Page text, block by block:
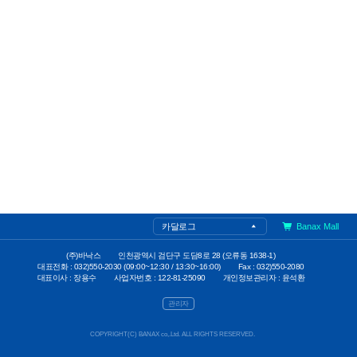
카달로그 Banax Mall
(주)바낙스
인천광역시 검단구 도담8로 28 (오류동 1638-1)
대표전화 : 032)550-2030 (09:00~12:30 / 13:30~16:00)
Fax : 032)550-2080
대표이사 : 장용수
사업자번호 : 122-81-25090 개인정보관리자 : 윤석환
관리자
COPYRIGHT(C) BANAX co,.Ltd. ALL RIGHTS RESERVED.